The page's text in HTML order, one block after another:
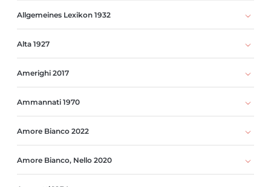
Allgemeines Lexikon 1932
Alta 1927
Amerighi 2017
Ammannati 1970
Amore Bianco 2022
Amore Bianco, Nello 2020